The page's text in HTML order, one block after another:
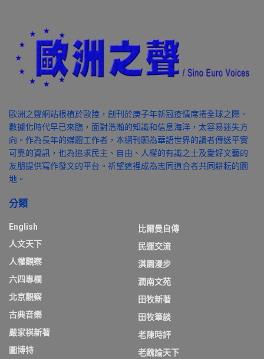
歐洲之聲網站根植於歐陸，創刊於庚子年新冠疫情席捲全球之際。
數據化時代早已來臨，面對浩瀚的知識和信息海洋，太容易迷失方
向。作為長年的媒體工作者，本網刊願為華語世界的讀者傳送平實
可靠的資訊，也為追求民主、自由、人權的有識之士及愛好文藝的
友朋提供寫作發文的平台。祈望這裡成為志同道合者共同耕耘的園
地。
分類
English
人文天下
人權觀察
六四專欄
北京觀察
古典音樂
嚴家祺新著
圖博特
比爾曼自傳
民運交流
淇園漫步
潤南文苑
田牧新著
田牧筆談
老陳時評
老魏論天下